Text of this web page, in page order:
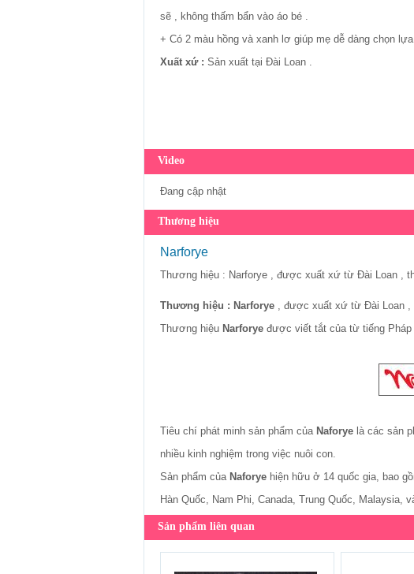
sẽ , không thấm bẩn vào áo bé .
+ Có 2 màu hồng và xanh lơ giúp mẹ dễ dàng chọn
Xuất xứ : Sản xuất tại Đài Loan .
Video
Đang cập nhật
Thương hiệu
Narforye
Thương hiệu : Narforye , được xuất xứ từ Đài Loan ,
Thương hiệu : Narforye , được xuất xứ từ Đài Loan ,
Thương hiệu Narforye được viết tắt của từ tiếng Pháp
Tiêu chí phát minh sản phẩm của Naforye là các sản
nhiều kinh nghiệm trong việc nuôi con.
Sản phẩm của Naforye hiện hữu ở 14 quốc gia, bao
Hàn Quốc, Nam Phi, Canada, Trung Quốc, Malaysia,
Sản phẩm liên quan